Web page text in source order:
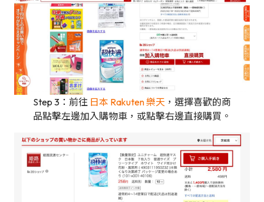
Step 3：前往 日本 Rakuten 樂天 ，選擇喜歡的商
品點擊左邊加入購物車，或點擊右邊直接購買。